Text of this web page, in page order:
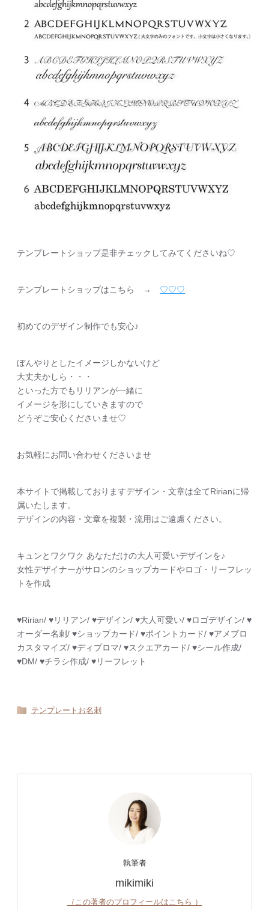
テンプレートショップ是非チェックしてみてくださいね♡
テンプレートショップはこちら → ♡♡♡
初めてのデザイン制作でも安心♪
ぼんやりとしたイメージしかないけど
大丈夫かしら・・・
といった方でもリリアンが一緒に
イメージを形にしていきますので
どうぞご安心くださいませ♡
お気軽にお問い合わせくださいませ
本サイトで掲載しておりますデザイン・文章は全てRirianに帰
属いたします。
デザインの内容・文章を複製・流用はご遠慮ください。
キュンとワクワク あなただけの大人可愛いデザインを♪
女性デザイナーがサロンのショップカードやロゴ・リーフレッ
トを作成
♥︎Ririan/ ♥︎リリアン/ ♥︎デザイン/ ♥︎大人可愛い/ ♥︎ロゴデザイン/ ♥︎
オーダー名刺/ ♥︎ショップカード/ ♥︎ポイントカード/ ♥︎アメブロ
カスタマイズ/ ♥︎ディプロマ/ ♥︎スクエアカード/ ♥︎シール作成/
♥︎DM/ ♥︎チラシ作成/ ♥︎リーフレット
テンプレートお名刺
執筆者
mikimiki
（この著者のプロフィールはこちら ）